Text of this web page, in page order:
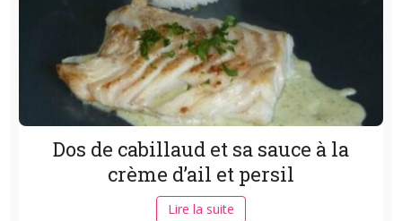
Dos de cabillaud et sa sauce à la
crème d’ail et persil
Lire la suite